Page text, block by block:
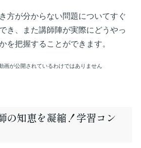
方が分からない問題についてすぐ
き、また講師陣が実際にどうやっ
を把握することができます。
画が公開されているわけではありません
の知恵を凝縮！学習コン